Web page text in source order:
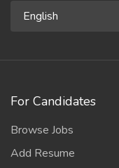
English
For Candidates
Browse Jobs
Add Resume